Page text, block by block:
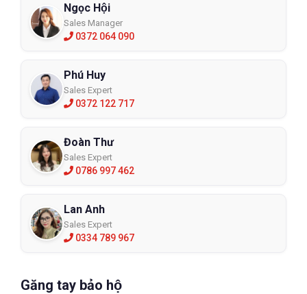
Ngọc Hội
Sales Manager
0372 064 090
Phú Huy
Sales Expert
0372 122 717
Đoàn Thư
Sales Expert
0786 997 462
Lan Anh
Sales Expert
0334 789 967
Găng tay bảo hộ